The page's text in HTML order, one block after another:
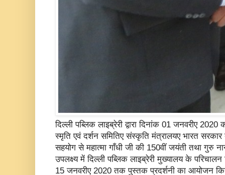
दिल्ली पब्लिक लाइब्रेरी द्वारा दिनांक 01 जनवरीए
स्मृति एवं दर्शन समितिए संस्कृति मंत्रालयए भारत सरकार
सहयोग से महात्मा गाँधी जी की 150वीं जयंती तथा गुरु
उपलक्ष्य में दिल्ली पब्लिक लाइब्रेरी मुख्यालय के
15 जनवरीए 2020 तक पुस्तक प्रदर्शनी का आयोजन